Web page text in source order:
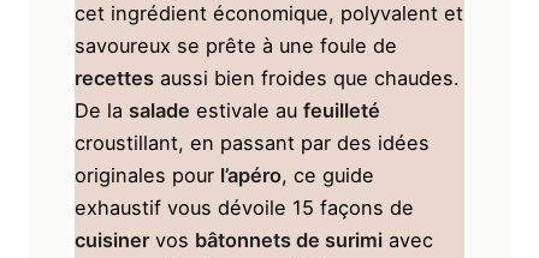
cet ingrédient économique, polyvalent et
savoureux se prête à une foule de
recettes aussi bien froides que chaudes.
De la salade estivale au feuilleté
croustillant, en passant par des idées
originales pour l’apéro, ce guide
exhaustif vous dévoile 15 façons de
cuisinervos bâtonnets de surimi avec